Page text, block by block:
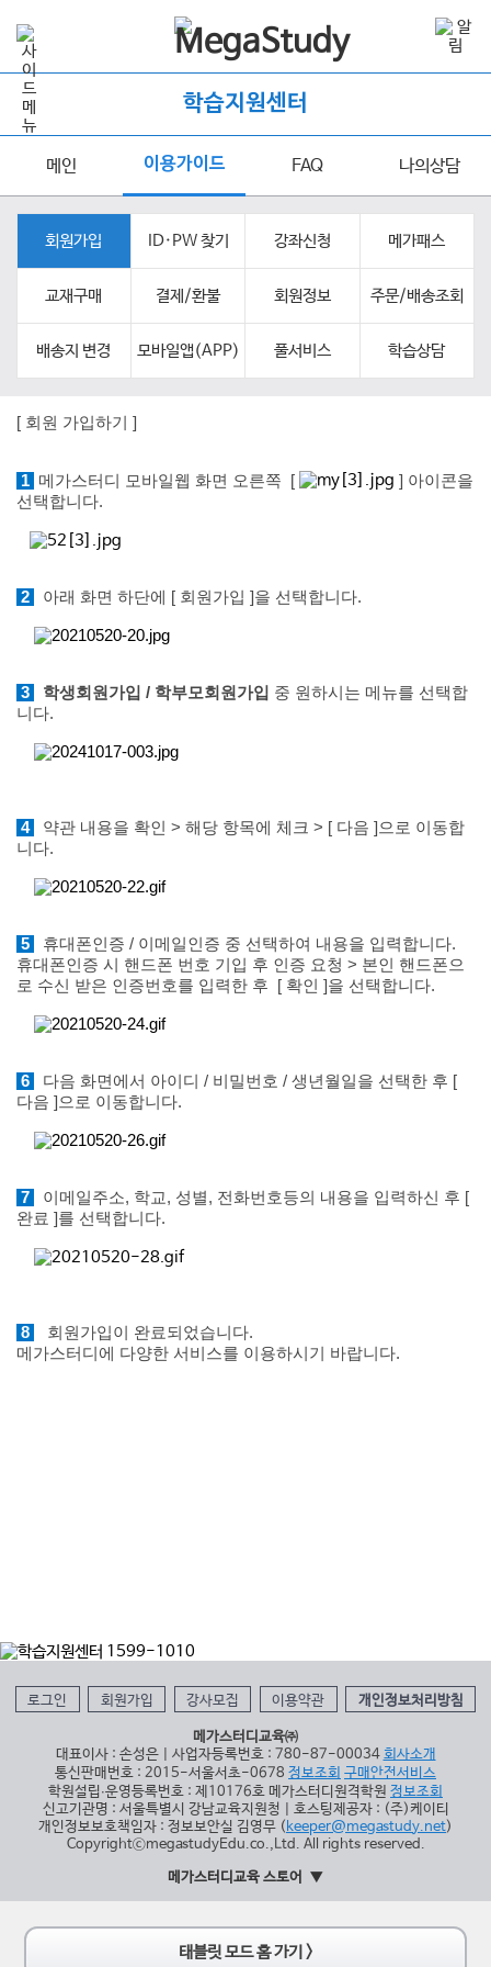
학습지원센터
메인 이용가이드 FAQ 나의상담
회원가입 ID·PW 찾기 강좌신청 메가패스
교재구매 결제/환불 회원정보 주문/배송조회
배송지 변경 모바일앱(APP) 풀서비스 학습상담
[ 회원 가입하기 ]
1 메가스터디 모바일웹 화면 오른쪽 [
] 아이콘을
선택합니다.
2 아래 화면 하단에 [ 회원가입 ]을 선택합니다.
3 학생회원가입 / 학부모회원가입 중 원하시는 메뉴를 선택합
니다.
4 약관 내용을 확인 > 해당 항목에 체크 > [ 다음 ]으로 이동합
니다.
5
휴대폰인증 / 이메일인증 중 선택하여 내용을 입력합니다.
휴대폰인증 시 핸드폰 번호 기입 후 인증 요청 > 본인 핸드폰으
로 수신 받은 인증번호를 입력한 후
[ 확인 ]을 선택합니다.
6
다음 화면에서 아이디 / 비밀번호 / 생년월일을 선택한 후 [
다음 ]으로 이동합니다.
7
이메일주소, 학교, 성별, 전화번호등의 내용을 입력하신 후 [
완료 ]를 선택합니다.
8
회원가입이 완료되었습니다.
메가스터디에 다양한 서비스를 이용하시기 바랍니다.
로그인 회원가입 강사모집 이용약관 개인정보처리방침
메가스터디교육㈜
대표이사 : 손성은 | 사업자등록번호 : 780-87-00034 회사소개
통신판매번호 : 2015-서울서초-0678 정보조회 구매안전서비스
학원설립∙운영등록번호 : 제10176호 메가스터디원격학원 정보조회
신고기관명 : 서울특별시 강남교육지원청 | 호스팅제공자 : (주)케이티
개인정보보호책임자 : 정보보안실 김영무 (keeper@megastudy.net)
CopyrightⓒmegastudyEdu.co.,Ltd. All rights reserved.
메가스터디교육 스토어
태블릿 모드 홈 가기 >